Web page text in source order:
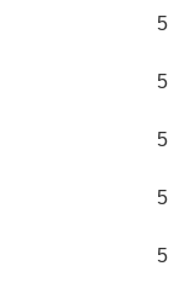
5
5
5
5
5